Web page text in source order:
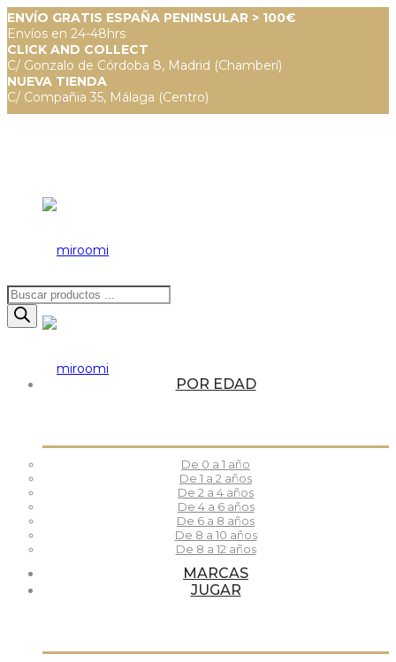
ENVÍO GRATIS ESPAÑA PENINSULAR > 100€
Envíos en 24-48hrs
CLICK AND COLLECT
C/ Gonzalo de Córdoba 8, Madrid (Chamberí)
NUEVA TIENDA
C/ Compañia 35, Málaga (Centro)
Búsqueda
de
productos
POR EDAD
De 0 a 1 año
De 1 a 2 años
De 2 a 4 años
De 4 a 6 años
De 6 a 8 años
De 8 a 10 años
De 8 a 12 años
MARCAS
JUGAR